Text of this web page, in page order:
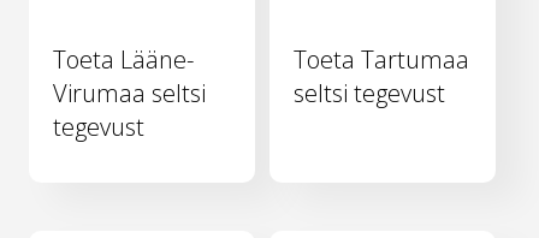
Toeta Lääne-
Virumaa seltsi
tegevust
Toeta Tartumaa
seltsi tegevust